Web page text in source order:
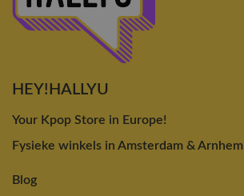
HEY!HALLYU
Your Kpop Store in Europe!
Fysieke winkels in Amsterdam & Arnhem
Blog